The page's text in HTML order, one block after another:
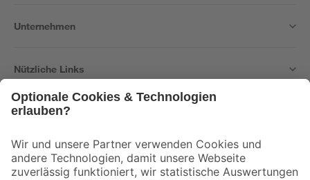
Unternehmen
Nützliche Links
Der toom Newsletter: Keine Angebote und Aktionen mehr verpassen!
Zur Newsletter Anmeldung